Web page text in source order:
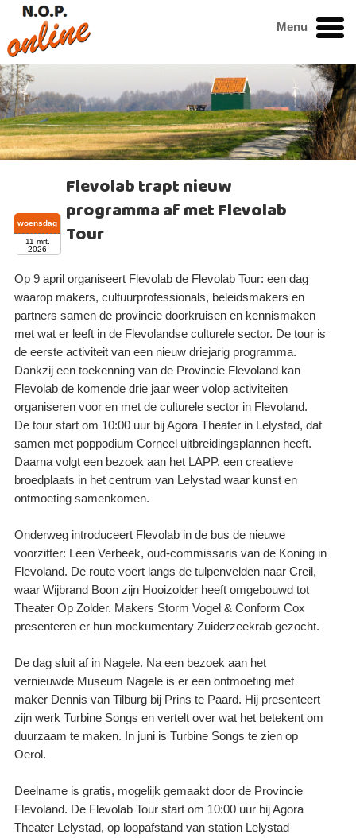
Menu
Flevolab trapt nieuw
programma af met Flevolab
Tour
woensdag
11 mrt.
2026
Op 9 april organiseert Flevolab de Flevolab Tour: een dag
waarop makers, cultuurprofessionals, beleidsmakers en
partners samen de provincie doorkruisen en kennismaken
met wat er leeft in de Flevolandse culturele sector. De tour is
de eerste activiteit van een nieuw driejarig programma.
Dankzij een toekenning van de Provincie Flevoland kan
Flevolab de komende drie jaar weer volop activiteiten
organiseren voor en met de culturele sector in Flevoland.
De tour start om 10:00 uur bij Agora Theater in Lelystad, dat
samen met poppodium Corneel uitbreidingsplannen heeft.
Daarna volgt een bezoek aan het LAPP, een creatieve
broedplaats in het centrum van Lelystad waar kunst en
ontmoeting samenkomen.
Onderweg introduceert Flevolab in de bus de nieuwe
voorzitter: Leen Verbeek, oud-commissaris van de Koning in
Flevoland. De route voert langs de tulpenvelden naar Creil,
waar Wijbrand Boon zijn Hooizolder heeft omgebouwd tot
Theater Op Zolder. Makers Storm Vogel & Conform Cox
presenteren er hun mockumentary Zuiderzeekrab gezocht.
De dag sluit af in Nagele. Na een bezoek aan het
vernieuwde Museum Nagele is er een ontmoeting met
maker Dennis van Tilburg bij Prins te Paard. Hij presenteert
zijn werk Turbine Songs en vertelt over wat het betekent om
duurzaam te maken. In juni is Turbine Songs te zien op
Oerol.
Deelname is gratis, mogelijk gemaakt door de Provincie
Flevoland. De Flevolab Tour start om 10:00 uur bij Agora
Theater Lelystad, op loopafstand van station Lelystad